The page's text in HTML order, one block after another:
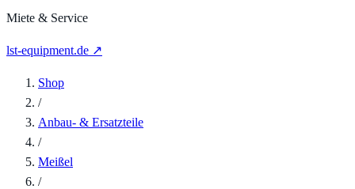
Miete & Service
lst-equipment.de ↗
Shop
/
Anbau- & Ersatzteile
/
Meißel
/